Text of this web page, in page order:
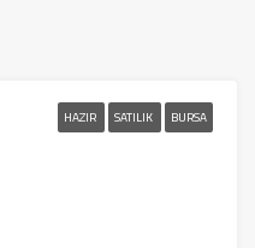
HAZIR SATILIK BURSA